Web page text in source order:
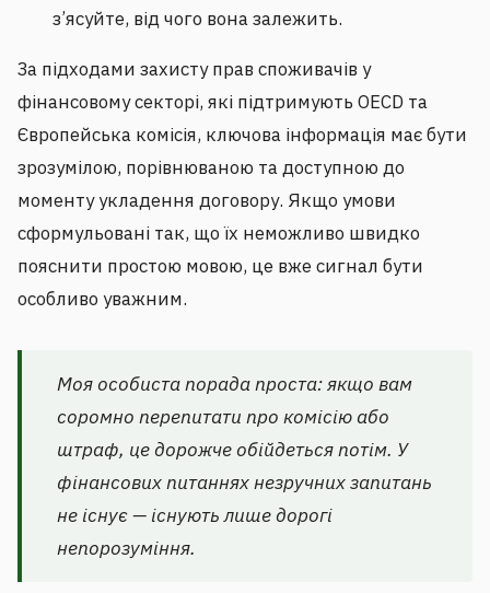
з’ясуйте, від чого вона залежить.
За підходами захисту прав споживачів у
фінансовому секторі, які підтримують OECD та
Європейська комісія, ключова інформація має бути
зрозумілою, порівнюваною та доступною до
моменту укладення договору. Якщо умови
сформульовані так, що їх неможливо швидко
пояснити простою мовою, це вже сигнал бути
особливо уважним.
Моя особиста порада проста: якщо вам
соромно перепитати про комісію або
штраф, це дорожче обійдеться потім. У
фінансових питаннях незручних запитань
не існує — існують лише дорогі
непорозуміння.